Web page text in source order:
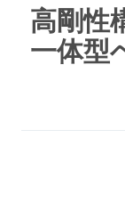
高剛性
一体型